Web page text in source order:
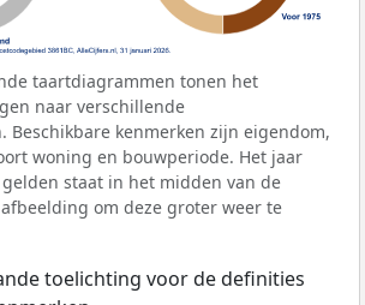
taartdiagrammen tonen het
naar verschillende
Beschikbare kenmerken zijn eigendom,
woning en bouwperiode. Het jaar
staat in het midden van de
om deze groter weer te
toelichting voor de definities